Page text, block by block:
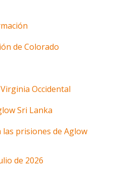
de Colorado
Occidental
Sri Lanka
las prisiones de Aglow
de 2026